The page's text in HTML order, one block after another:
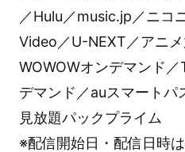
／Hulu／music.jp／ニコ
Video／U-NEXT／アニ
WOWOWオンデマンド
デマンド／auスマート
見放題パックプライム
※配信開始日・配信日時